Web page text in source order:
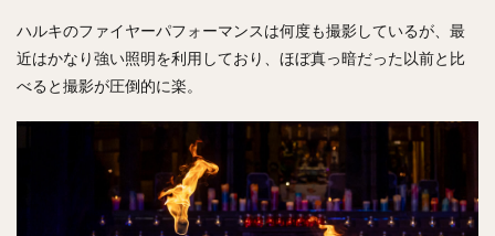
ハルキのファイヤーパフォーマンスは何度も撮影しているが、最
近はかなり強い照明を利用しており、ほぼ真っ暗だった以前と比
べると撮影が圧倒的に楽。